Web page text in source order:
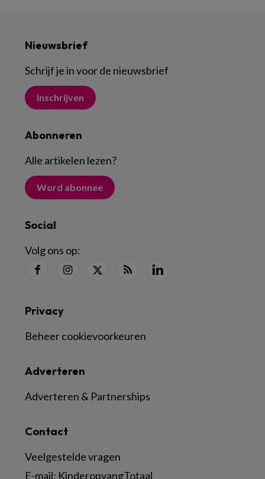
Nieuwsbrief
Schrijf je in voor de nieuwsbrief
Inschrijven
Abonneren
Alle artikelen lezen?
Word abonnee
Social
Volg ons op:
Contact
Veelgestelde vragen
E-mail: KinderopvangTotaal
Adverteren
Adverteren & Partnerships
Privacy
Beheer cookievoorkeuren